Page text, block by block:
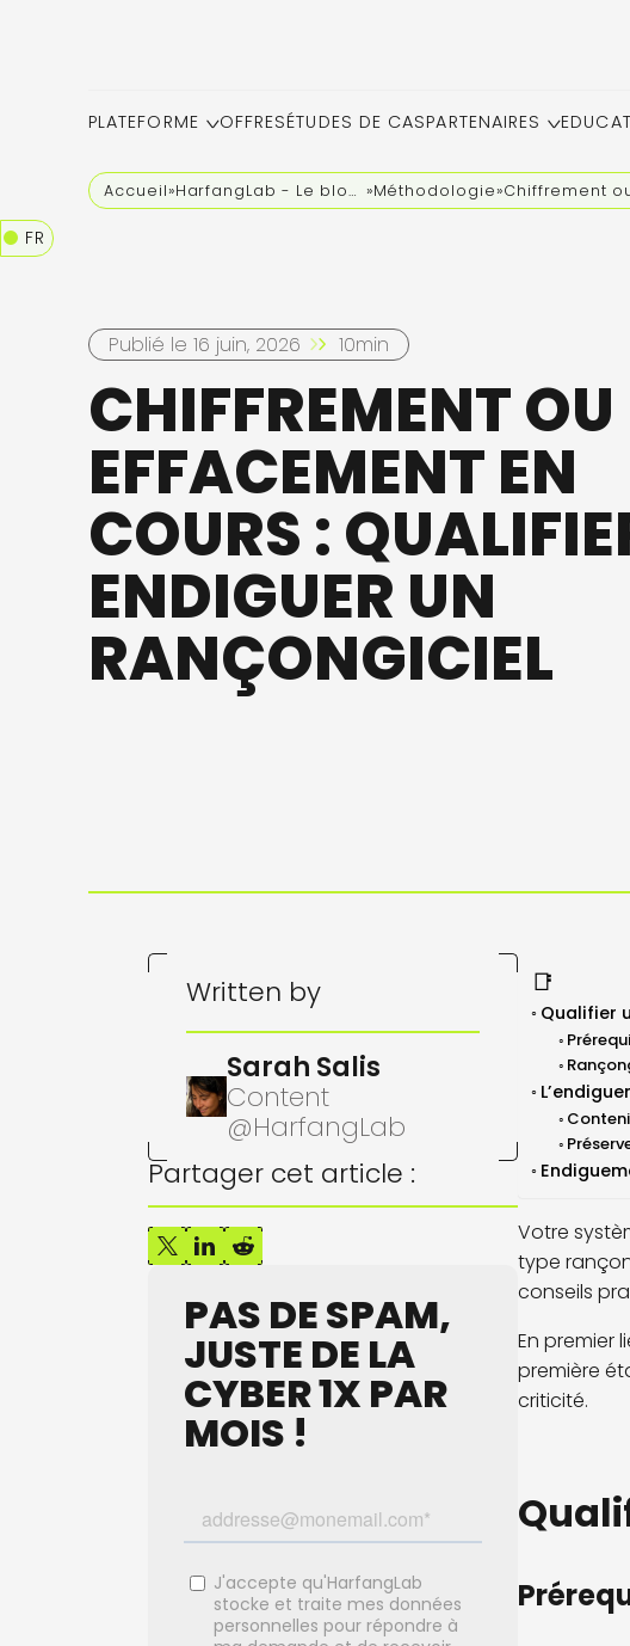
PLATEFORME OFFRESÉTUDES DE CASPARTENAIRES
FR
Accueil» HarfangLab - Le blog cybersécurité »Méthodologie»Chiffrement
Publié le 16 juin, 2026 10min
CHIFFREMENT OU
EFFACEMENT EN
COURS :
ENDIGUER UN
RANÇONGICIEL
📑
Qualifier
Votre
type
conseils
En premier
première
criticité.
Written by
Sarah Salis
Content
@HarfangLab
Partager cet article :
PAS DE SPAM,
JUSTE DE LA
CYBER 1X PAR
MOIS !